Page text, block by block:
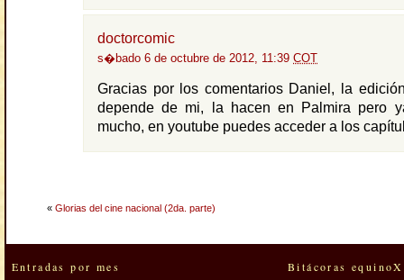
doctorcomic
s�bado 6 de octubre de 2012, 11:39 COT
Gracias por los comentarios Daniel, la
depende de mi, la hacen en Palmira pero
mucho, en youtube puedes acceder a los
« Glorias del cine nacional (2da. parte)
Entradas por mes Bitácoras